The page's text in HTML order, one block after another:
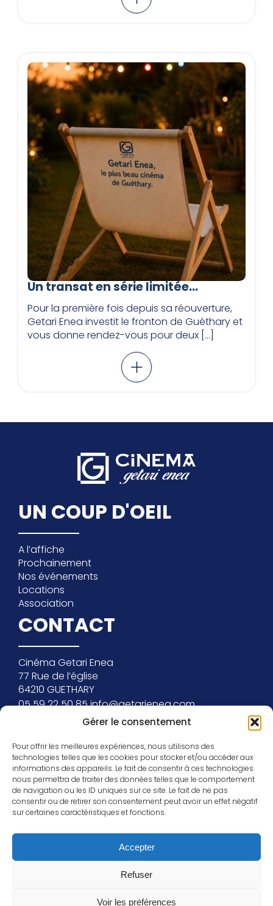
Gérer le consentement
Pour offrir les meilleures expériences, nous utilisons des
technologies telles que les cookies pour stocker et/ou accéder aux
informations des appareils. Le fait de consentir à ces technologies
nous permettra de traiter des données telles que le comportement
de navigation ou les ID uniques sur ce site. Le fait de ne pas
consentir ou de retirer son consentement peut avoir un effet négatif
sur certaines caractéristiques et fonctions.
Accepter
Refuser
Voir les préférences
Un transat en série limitée…
Pour la première fois depuis sa réouverture,
Getari Enea investit le fronton de Guéthary et
vous donne rendez-vous pour deux […]
UN COUP D'OEIL
A l’affiche
Prochainement
Nos événements
Locations
Association
CONTACT
Cinéma Getari Enea
77 Rue de l’église
64210 GUETHARY
05 59 22 50 85info@getarienea.com
SUIVEZ-NOUS
Facebook
Instagram
Getari Enea © Touts droits réservés